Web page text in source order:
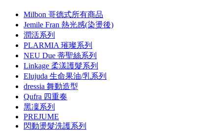
Milbon 哥德式所有商品
Jemile Fran 熱光感(染燙後)
潤活系列
PLARMIA 璀璨系列
NEU Due 蒂聖絲系列
Linkage 柔漾護髮系列
Elujuda 生命果油/乳系列
dressia 舞動造型
Qufra 四重奏
黑凜系列
PREJUME
閃動燙髮洗護系列